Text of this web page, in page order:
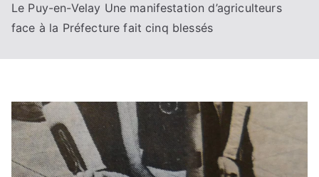
Le Puy-en-Velay Une manifestation d’agriculteurs
face à la Préfecture fait cinq blessés